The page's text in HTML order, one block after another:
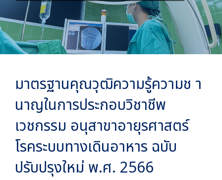
มาตรฐานคุณวุฒิความรู้ความช า
นาญในการประกอบวิชาชีพ
เวชกรรม อนุสาขาอายุรศาสตร์
โรคระบบทางเดินอาหาร ฉบับ
ปรับปรุงใหม่ พ.ศ. 2566